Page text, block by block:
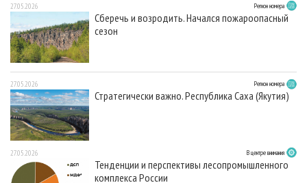
27.05.2026 Регион номера
Сберечь и возродить. Начался пожароопасный
сезон
27.05.2026 Регион номера
Стратегически важно. Республика Саха (Якутия)
27.05.2026 В центре внимания
Тенденции и перспективы лесопромышленного
комплекса России